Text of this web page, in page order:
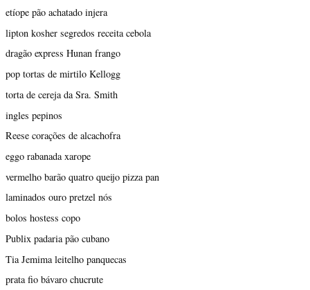
etíope pão achatado injera
lipton kosher segredos receita cebola
dragão express Hunan frango
pop tortas de mirtilo Kellogg
torta de cereja da Sra. Smith
ingles pepinos
Reese corações de alcachofra
eggo rabanada xarope
vermelho barão quatro queijo pizza pan
laminados ouro pretzel nós
bolos hostess copo
Publix padaria pão cubano
Tia Jemima leitelho panquecas
prata fio bávaro chucrute